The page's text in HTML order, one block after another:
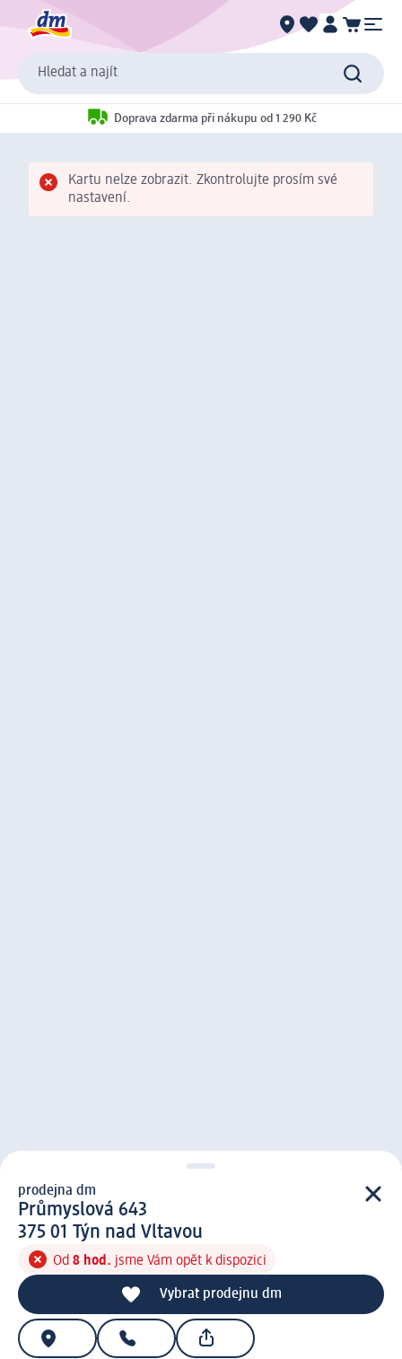
Hledat a najít
Doprava zdarma při nákupu od 1 290 Kč
Kartu nelze zobrazit. Zkontrolujte prosím své
nastavení.
prodejna d m
prodejna dm
Průmyslová 643
3 7 5 0 1
375 01 Týn nad Vltavou
Od 8 hod. jsme Vám opět k dispozici
Vybrat prodejnu dm